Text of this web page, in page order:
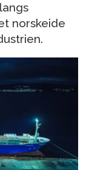
norskeide